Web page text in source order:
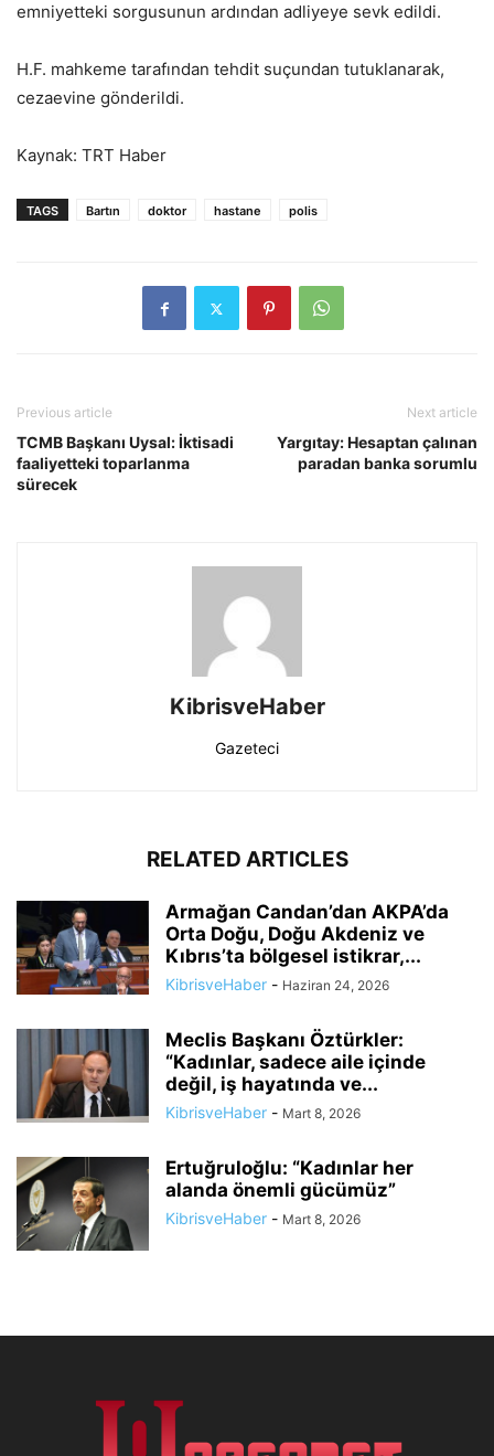
emniyetteki sorgusunun ardından adliyeye sevk edildi.
H.F. mahkeme tarafından tehdit suçundan tutuklanarak,
cezaevine gönderildi.
Kaynak: TRT Haber
TAGS Bartın doktor hastane polis
Previous article
TCMB Başkanı Uysal: İktisadi
faaliyetteki toparlanma
sürecek
Next article
Yargıtay: Hesaptan çalınan
paradan banka sorumlu
KibrisveHaber
Gazeteci
RELATED ARTICLES
Armağan Candan’dan AKPA’da
Orta Doğu, Doğu Akdeniz ve
Kıbrıs’ta bölgesel istikrar,...
KibrisveHaber - Haziran 24, 2026
Meclis Başkanı Öztürkler:
“Kadınlar, sadece aile içinde
değil, iş hayatında ve...
KibrisveHaber - Mart 8, 2026
Ertuğruloğlu: “Kadınlar her
alanda önemli gücümüz”
KibrisveHaber - Mart 8, 2026